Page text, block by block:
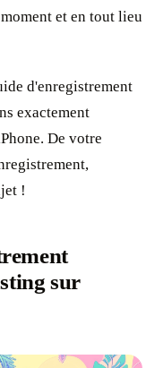
et en tout lieu
d'enregistrement
exactement
De votre
!
sur